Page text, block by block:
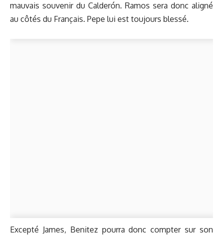
mauvais souvenir du Calderón. Ramos sera donc aligné
au côtés du Français. Pepe lui est toujours blessé.
Excepté James, Benitez pourra donc compter sur son